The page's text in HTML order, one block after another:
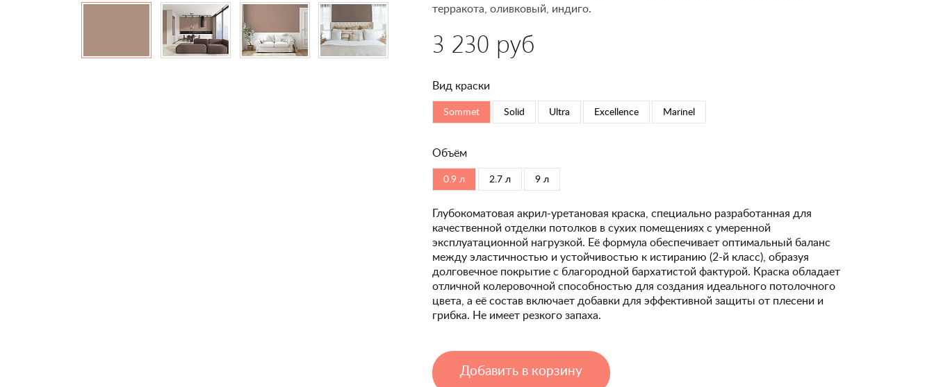
терракота, оливковый, индиго.
3 230 руб
Вид краски
Sommet Solid Ultra Excellence Marinel
Объём
0.9 л 2.7 л 9 л
Глубокоматовая акрил-уретановая краска, специально разработанная для
качественной отделки потолков в сухих помещениях с умеренной
эксплуатационной нагрузкой. Её формула обеспечивает оптимальный баланс
между эластичностью и устойчивостью к истиранию (2-й класс), образуя
долговечное покрытие с благородной бархатистой фактурой. Краска обладает
отличной колеровочной способностью для создания идеального потолочного
цвета, а её состав включает добавки для эффективной защиты от плесени и
грибка. Не имеет резкого запаха.
Добавить в корзину